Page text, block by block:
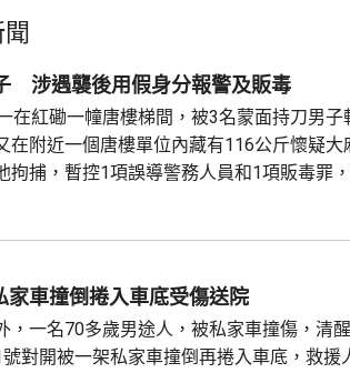
涉遇襲後用假身分報警及販毒
在紅磡一幢唐樓梯間，被3名蒙面持刀男子
在附近一個唐樓單位內藏有116公斤懷疑
拘捕，暫控1項誤導警務人員和1項販毒罪
襲擊案，在秀茂坪以涉嫌傷人拘捕1名22歲
家車撞倒捲入車底受傷送院
，一名70多歲男途人，被私家車撞傷，清
對開被一架私家車撞倒再捲入車底，救援